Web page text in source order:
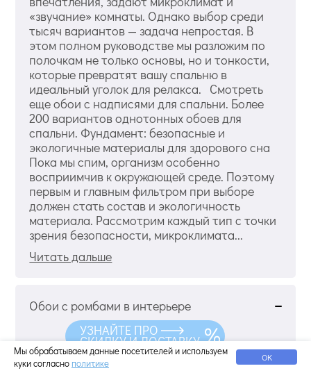
«звучание» комнаты. Однако выбор среди
тысяч вариантов — задача непростая. В
этом полном руководстве мы разложим по
полочкам не только основы, но и тонкости,
которые превратят вашу спальню в
идеальный уголок для релакса. Смотреть
еще обои с надписями для спальни. Более
200 вариантов однотонных обоев для
спальни. Фундамент: безопасные и
экологичные материалы для здорового сна
Пока мы спим, организм особенно
восприимчив к окружающей среде. Поэтому
первым и главным фильтром при выборе
должен стать состав и экологичность
материала. Рассмотрим каждый тип с точки
зрения безопасности, микроклимата...
Читать дальше
Обои с ромбами в интерьере
Мы обрабатываем данные посетителей и используем
куки согласно политике ОК
УЗНАЙТЕ ПРО
СКИДКУ И ДОСТАВКУ